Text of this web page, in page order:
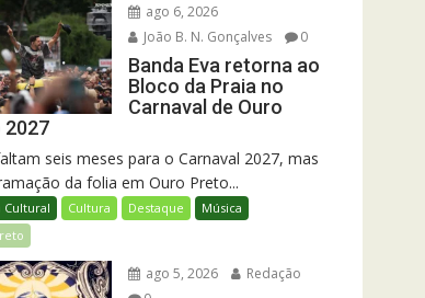
ago 6, 2026
João B. N. Gonçalves
0
Banda Eva retorna ao
Bloco da Praia no
Carnaval de Ouro
2027
seis meses para o Carnaval 2027, mas
da folia em Ouro Preto...
Cultural Cultura Destaque
Música
ago 5, 2026
Redação